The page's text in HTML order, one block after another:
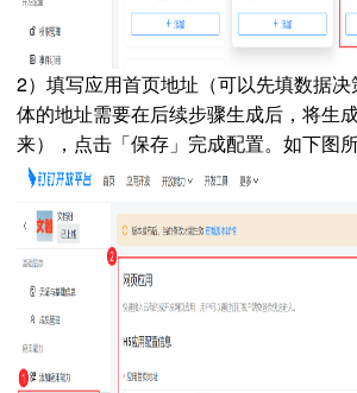
2）填写应用首页地址（可以先填数据
体的地址需要在后续步骤生成后，将生
来），点击「保存」完成配置。如下图